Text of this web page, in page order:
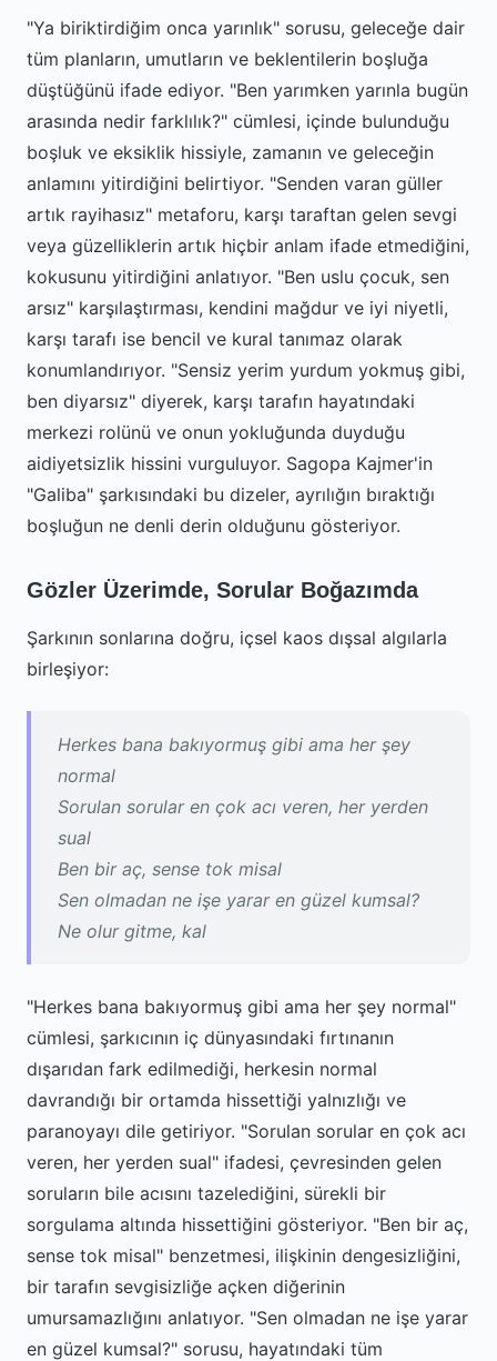
"Ya biriktirdiğim onca yarınlık" sorusu, geleceğe dair
tüm planların, umutların ve beklentilerin boşluğa
düştüğünü ifade ediyor. "Ben yarımken yarınla bugün
arasında nedir farklılık?" cümlesi, içinde bulunduğu
boşluk ve eksiklik hissiyle, zamanın ve geleceğin
anlamını yitirdiğini belirtiyor. "Senden varan güller
artık rayihasız" metaforu, karşı taraftan gelen sevgi
veya güzelliklerin artık hiçbir anlam ifade etmediğini,
kokusunu yitirdiğini anlatıyor. "Ben uslu çocuk, sen
arsız" karşılaştırması, kendini mağdur ve iyi niyetli,
karşı tarafı ise bencil ve kural tanımaz olarak
konumlandırıyor. "Sensiz yerim yurdum yokmuş gibi,
ben diyarsız" diyerek, karşı tarafın hayatındaki
merkezi rolünü ve onun yokluğunda duyduğu
aidiyetsizlik hissini vurguluyor. Sagopa Kajmer'in
"Galiba" şarkısındaki bu dizeler, ayrılığın bıraktığı
boşluğun ne denli derin olduğunu gösteriyor.
Gözler Üzerimde, Sorular Boğazımda
Şarkının sonlarına doğru, içsel kaos dışsal algılarla
birleşiyor:
Herkes bana bakıyormuş gibi ama her şey
normal
Sorulan sorular en çok acı veren, her yerden
sual
Ben bir aç, sense tok misal
Sen olmadan ne işe yarar en güzel kumsal?
Ne olur gitme, kal
"Herkes bana bakıyormuş gibi ama her şey normal"
cümlesi, şarkıcının iç dünyasındaki fırtınanın
dışarıdan fark edilmediği, herkesin normal
davrandığı bir ortamda hissettiği yalnızlığı ve
paranoyayı dile getiriyor. "Sorulan sorular en çok acı
veren, her yerden sual" ifadesi, çevresinden gelen
soruların bile acısını tazelediğini, sürekli bir
sorgulama altında hissettiğini gösteriyor. "Ben bir aç,
sense tok misal" benzetmesi, ilişkinin dengesizliğini,
bir tarafın sevgisizliğe açken diğerinin
umursamazlığını anlatıyor. "Sen olmadan ne işe yarar
en güzel kumsal?" sorusu, hayatındaki tüm